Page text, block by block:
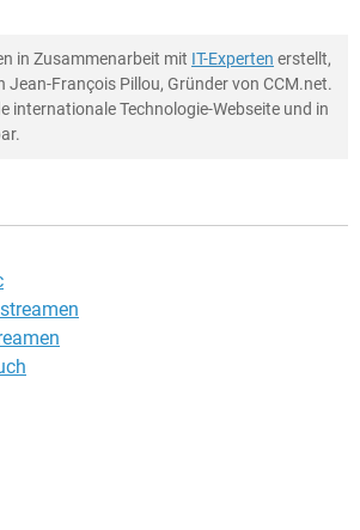
in Zusammenarbeit mit IT-Experten erstellt,
Jean-François Pillou, Gründer von CCM.net.
internationale Technologie-Webseite und in